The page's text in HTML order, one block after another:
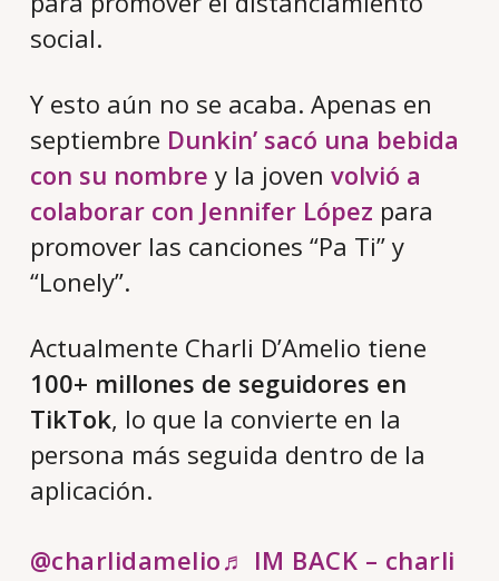
social.
Y esto aún no se acaba. Apenas en
septiembre Dunkin’ sacó una bebida
con su nombre y la joven volvió a
colaborar con Jennifer López para
promover las canciones “Pa Ti” y
“Lonely”.
Actualmente Charli D’Amelio tiene
100+ millones de seguidores en
TikTok, lo que la convierte en la
persona más seguida dentro de la
aplicación.
@charlidamelio♬ IM BACK – charli